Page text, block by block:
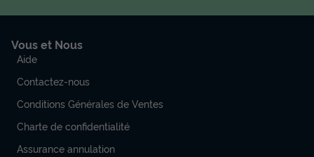
Vous et Nous
Aide
Contactez-nous
Conditions Générales de Ventes
Charte de confidentialité
Assurance annulation